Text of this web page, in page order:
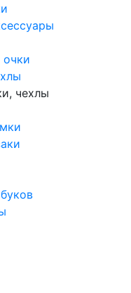
очки
чехлы